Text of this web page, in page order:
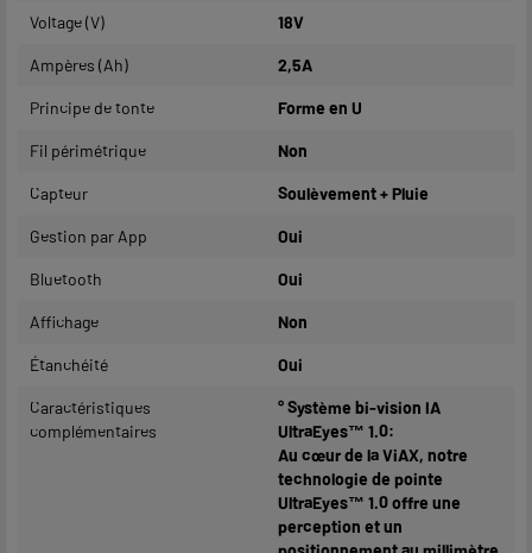
Voltage (V) 18V
Ampères (Ah) 2,5A
Principe de tonte Forme en U
Fil périmétrique Non
Capteur Soulèvement + Pluie
Gestion par App Oui
Bluetooth Oui
Affichage Non
Étanchéité Oui
Caractéristiques
complémentaires
° Système bi-vision IA
UltraEyes™ 1.0:
Au cœur de la ViAX, notre
technologie de pointe
UltraEyes™ 1.0 offre une
perception et un